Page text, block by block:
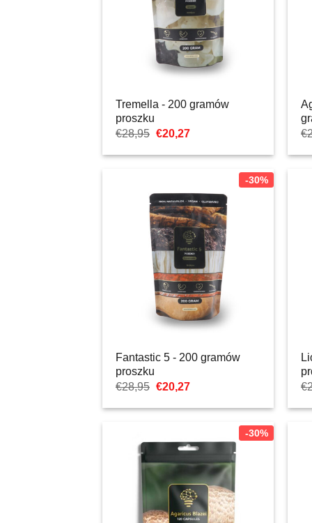
Tremella - 200 gramów
proszku
€28,95 Pierwotna
wynosiła:
€20,27Aktualna
€20,27.
€
-30%
Fantastic 5 - 200 gramów
proszku
€28,95 Pierwotna
wynosiła:
€20,27Aktualna
€20,27.
€
-30%